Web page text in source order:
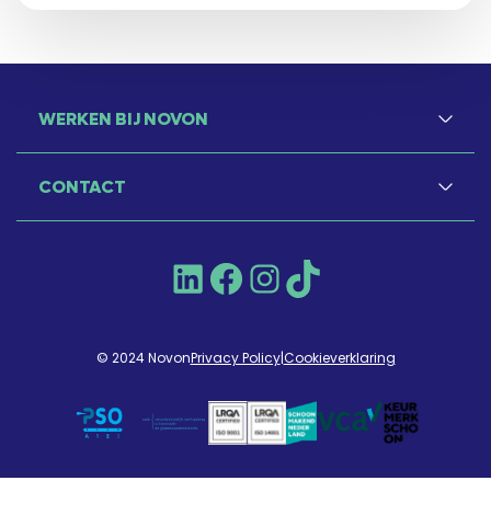
WERKEN BIJ NOVON
CONTACT
LinkedInFacebookInstagram
TikTok
© 2024 NovonPrivacy Policy|Cookieverklaring